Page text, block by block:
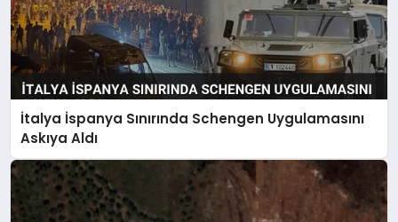
İtalya İspanya Sınırında Schengen Uygulamasını
Askıya Aldı